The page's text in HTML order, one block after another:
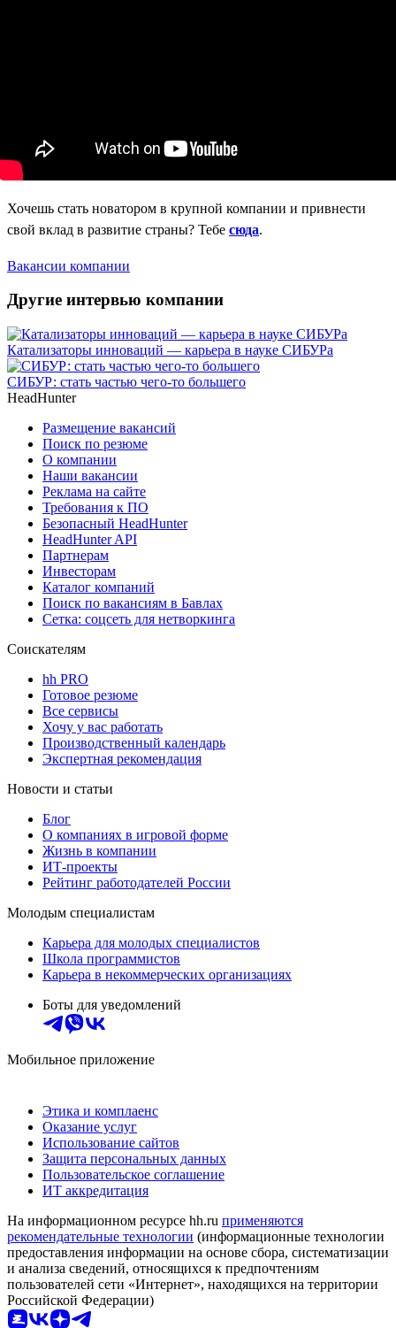
Хочешь стать новатором в крупной компании и привнести
свой вклад в развитие страны? Тебе сюда.
Вакансии компании
Другие интервью компании
Катализаторы инноваций — карьера в науке СИБУРа
СИБУР: стать частью чего-то большего
HeadHunter
Размещение вакансий
Поиск по резюме
О компании
Наши вакансии
Реклама на сайте
Требования к ПО
Безопасный HeadHunter
HeadHunter API
Партнерам
Инвесторам
Каталог компаний
Поиск по вакансиям в Бавлах
Сетка: соцсеть для нетворкинга
Соискателям
hh PRO
Готовое резюме
Все сервисы
Хочу у вас работать
Производственный календарь
Экспертная рекомендация
Новости и статьи
Блог
О компаниях в игровой форме
Жизнь в компании
ИТ-проекты
Рейтинг работодателей России
Молодым специалистам
Карьера для молодых специалистов
Школа программистов
Карьера в некоммерческих организациях
Боты для уведомлений
Мобильное приложение
Этика и комплаенс
Оказание услуг
Использование сайтов
Защита персональных данных
Пользовательское соглашение
ИТ аккредитация
На информационном ресурсе hh.ru применяются
рекомендательные технологии (информационные технологии
предоставления информации на основе сбора, систематизации
и анализа сведений, относящихся к предпочтениям
пользователей сети «Интернет», находящихся на территории
Российской Федерации)